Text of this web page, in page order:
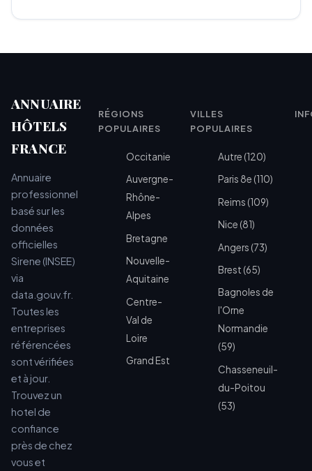
ANNUAIRE
HÔTELS
FRANCE
Annuaire
professionnel
basé sur les
données
officielles
Sirene (INSEE)
via
data.gouv.fr.
Toutes les
entreprises
référencées
sont vérifiées
et à jour.
Trouvez un
hotel de
confiance
près de chez
vous et
RÉGIONS
POPULAIRES
Occitanie
Auvergne-
Rhône-
Alpes
Bretagne
Nouvelle-
Aquitaine
Centre-
Val de
Loire
Grand Est
VILLES
POPULAIRES
Autre (120)
Paris 8e (110)
Reims (109)
Nice (81)
Angers (73)
Brest (65)
Bagnoles de
l'Orne
Normandie
(59)
Chasseneuil-
du-Poitou
(53)